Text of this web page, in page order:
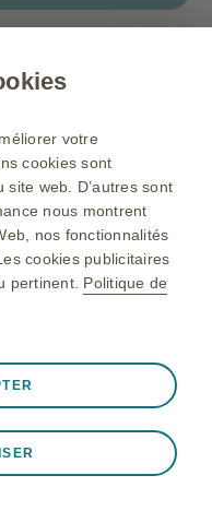
au 13ème étage de
Moulay Abdellah
002 Fax : +212 522 480
votre
cookies sont
web. D’autres sont
nous montrent
nos fonctionnalités
cookies publicitaires
pertinent. Politique de
❮
lors d'une visite sur
cookies et de